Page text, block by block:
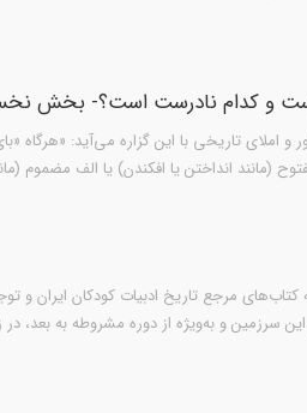
درست و کدام نادرست است؟- بخش
و املای تاریخی با این گزاره می‌آید:‌ «هرگاه
(مانند انداختن یا افکندن) یا الف مضموم
مرجع تاریخ ادبیات کودکان ایران و
سرزمین و به‌ویژه از دوره مشروطه به بعد،